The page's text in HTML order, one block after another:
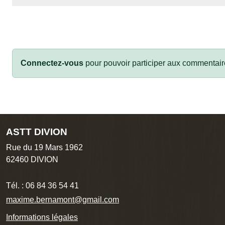
Connectez-vous pour pouvoir participer aux
ASTT DIVION
Rue du 19 Mars 1962
62460 DIVION
Tél. : 06 84 36 54 41
maxime.bernamont@gmail.com
Informations légales